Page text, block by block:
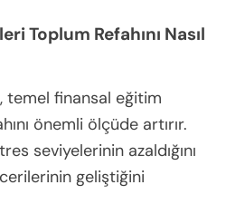
Nadir Özellikler
artıran nadir özellikler
kültürel uygunluk ve
içeriğin çeşitli
olmasını sağlayarak daha